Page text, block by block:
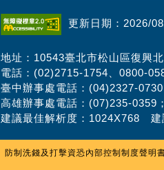
更新日期：2026/
地址：10543臺北市松山區復興
電話：(02)2715-1754、0800-
臺中辦事處電話：(04)2327-
高雄辦事處電話：(07)235-0359
建議最佳解析度：1024X768 建
防制洗錢及打擊資恐內部控制制度聲明